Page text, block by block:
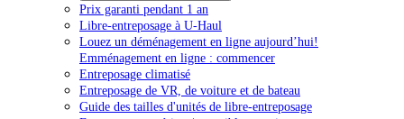
Prix garanti pendant 1 an
Libre-entreposage à U-Haul
Louez un déménagement en ligne aujourd’hui!
Emménagement en ligne : commencer
Entreposage climatisé
Entreposage de VR, de voiture et de bateau
Guide des tailles d'unités de libre-entreposage